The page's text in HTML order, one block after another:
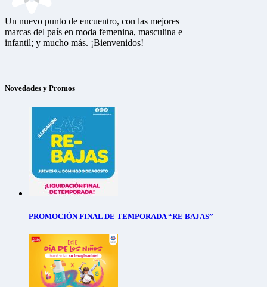
Un nuevo punto de encuentro, con las mejores
marcas del país en moda femenina, masculina e
infantil; y mucho más. ¡Bienvenidos!
Novedades y Promos
PROMOCIÓN FINAL DE TEMPORADA “RE BAJAS”